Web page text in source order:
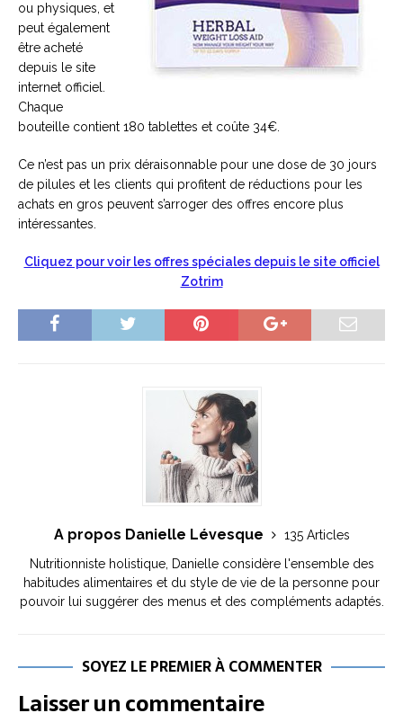
ou physiques, et
peut également
être acheté
depuis le site
internet officiel.
Chaque
bouteille contient 180 tablettes et coûte 34€.
Ce n’est pas un prix déraisonnable pour une dose de 30 jours
de pilules et les clients qui profitent de réductions pour les
achats en gros peuvent s’arroger des offres encore plus
intéressantes.
Cliquez pour voir les offres spéciales depuis le site officiel
Zotrim
A propos Danielle Lévesque
135 Articles
Nutritionniste holistique, Danielle considère l'ensemble des
habitudes alimentaires et du style de vie de la personne pour
pouvoir lui suggérer des menus et des compléments adaptés.
SOYEZ LE PREMIER À COMMENTER
Laisser un commentaire